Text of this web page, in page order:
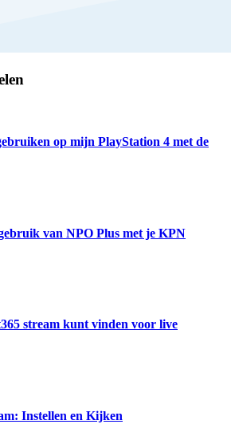
op mijn PlayStation 4 met de
van NPO Plus met je KPN
stream kunt vinden voor live
Instellen en Kijken